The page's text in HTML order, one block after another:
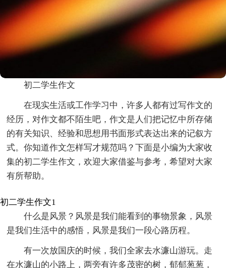
初二学生作文
在现实生活或工作学习中，许多人都有过写作文的
经历，对作文都不陌生吧，作文是人们把记忆中所存储
的有关知识、经验和思想用书面形式表达出来的记叙方
式。你知道作文怎样写才规范吗？下面是小编为大家收
集的初二学生作文，欢迎大家借鉴与参考，希望对大家
有所帮助。
初二学生作文1
什么是风景？风景是我们能看到的事物景象，风景
是我们生活中的感悟，风景是我们一段心路历程。
有一次放国庆的时候，我们全家去水濂山游玩。走
在水濂山的小路上，两旁有许多茂密的树，郁郁葱葱，